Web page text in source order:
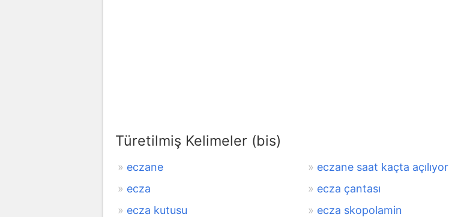
Türetilmiş Kelimeler (bis)
eczane eczane saat kaçta açılıyor
ecza
ecza çantası
ecza kutusu
ecza skopolamin